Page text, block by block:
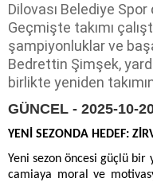
Dilovası Belediye
Geçmişte takımı
şampiyonluklar ve
Bedrettin Şimşek,
birlikte yeniden
GÜNCEL - 2025-10-
YENİ SEZONDA HEDEF:
Yeni sezon öncesi güçlü bir
camiaya moral ve